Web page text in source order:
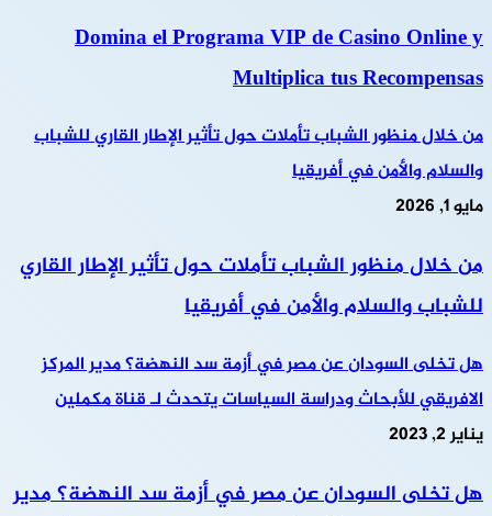
Domina el Programa VIP de Casino Online y
Multiplica tus Recompensas
من خلال منظور الشباب تأملات حول تأثير الإطار القاري للشباب
والسلام والأمن في أفريقيا
مايو 1, 2026
من خلال منظور الشباب تأملات حول تأثير الإطار القاري
للشباب والسلام والأمن في أفريقيا
هل تخلى السودان عن مصر في أزمة سد النهضة؟ مدير المركز
الافريقي للأبحاث ودراسة السياسات يتحدث لـ قناة مكملين
يناير 2, 2023
هل تخلى السودان عن مصر في أزمة سد النهضة؟ مدير